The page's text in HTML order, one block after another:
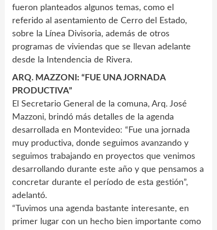
fueron planteados algunos temas, como el
referido al asentamiento de Cerro del Estado,
sobre la Línea Divisoria, además de otros
programas de viviendas que se llevan adelante
desde la Intendencia de Rivera.
ARQ. MAZZONI: “FUE UNA JORNADA
PRODUCTIVA”
El Secretario General de la comuna, Arq. José
Mazzoni, brindó más detalles de la agenda
desarrollada en Montevideo: “Fue una jornada
muy productiva, donde seguimos avanzando y
seguimos trabajando en proyectos que venimos
desarrollando durante este año y que pensamos a
concretar durante el período de esta gestión”,
adelantó.
“Tuvimos una agenda bastante interesante, en
primer lugar con un hecho bien importante como